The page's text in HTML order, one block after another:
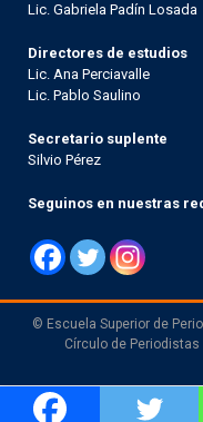
Lic. Gabriela Padín Losada
Directores de estudios
Lic. Ana Perciavalle
Lic. Pablo Saulino
Secretario suplente
Silvio Pérez
Seguinos en nuestras
© Escuela Superior de
Círculo de